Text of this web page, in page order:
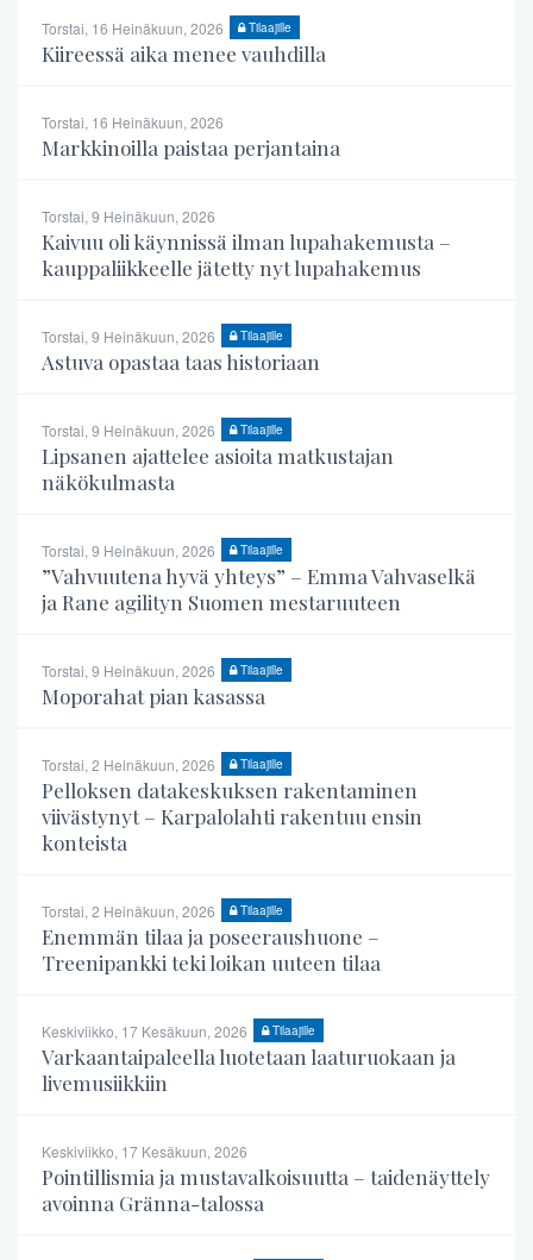
Torstai, 16 Heinäkuun, 2026 Tilaajille
Kiireessä aika menee vauhdilla
Torstai, 16 Heinäkuun, 2026
Markkinoilla paistaa perjantaina
Torstai, 9 Heinäkuun, 2026
Kaivuu oli käynnissä ilman lupahakemusta –
kauppaliikkeelle jätetty nyt lupahakemus
Torstai, 9 Heinäkuun, 2026 Tilaajille
Astuva opastaa taas historiaan
Torstai, 9 Heinäkuun, 2026 Tilaajille
Lipsanen ajattelee asioita matkustajan
näkökulmasta
Torstai, 9 Heinäkuun, 2026 Tilaajille
”Vahvuutena hyvä yhteys” – Emma Vahvaselkä
ja Rane agilityn Suomen mestaruuteen
Torstai, 9 Heinäkuun, 2026 Tilaajille
Moporahat pian kasassa
Torstai, 2 Heinäkuun, 2026 Tilaajille
Pelloksen datakeskuksen rakentaminen
viivästynyt – Karpalolahti rakentuu ensin
konteista
Torstai, 2 Heinäkuun, 2026 Tilaajille
Enemmän tilaa ja poseeraushuone –
Treenipankki teki loikan uuteen tilaa
Keskiviikko, 17 Kesäkuun, 2026 Tilaajille
Varkaantaipaleella luotetaan laaturuokaan ja
livemusiikkiin
Keskiviikko, 17 Kesäkuun, 2026
Pointillismia ja mustavalkoisuutta – taidenäyttely
avoinna Gränna-talossa